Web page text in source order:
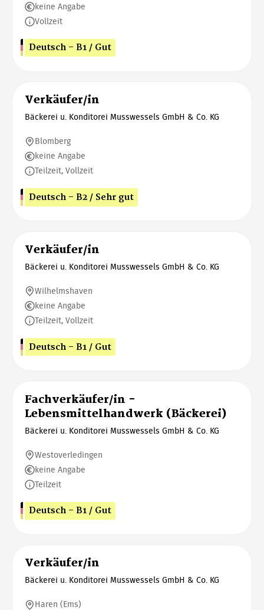
keine Angabe
Vollzeit
Deutsch - B1 / Gut
Verkäufer/in
Bäckerei u. Konditorei Musswessels GmbH & Co. KG
Blomberg
keine Angabe
Teilzeit, Vollzeit
Deutsch - B2 / Sehr gut
Verkäufer/in
Bäckerei u. Konditorei Musswessels GmbH & Co. KG
Wilhelmshaven
keine Angabe
Teilzeit, Vollzeit
Deutsch - B1 / Gut
Fachverkäufer/in -
Lebensmittelhandwerk (Bäckerei)
Bäckerei u. Konditorei Musswessels GmbH & Co. KG
Westoverledingen
keine Angabe
Teilzeit
Deutsch - B1 / Gut
Verkäufer/in
Bäckerei u. Konditorei Musswessels GmbH & Co. KG
Haren (Ems)